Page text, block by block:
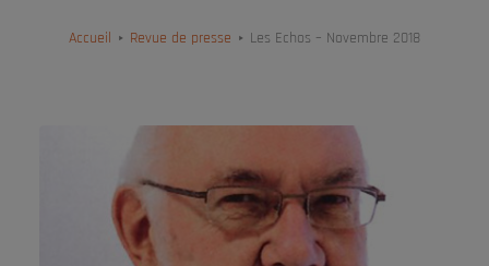
Accueil Revue de presse Les Echos – Novembre 2018